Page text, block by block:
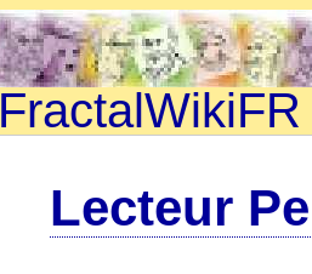
Lecteur